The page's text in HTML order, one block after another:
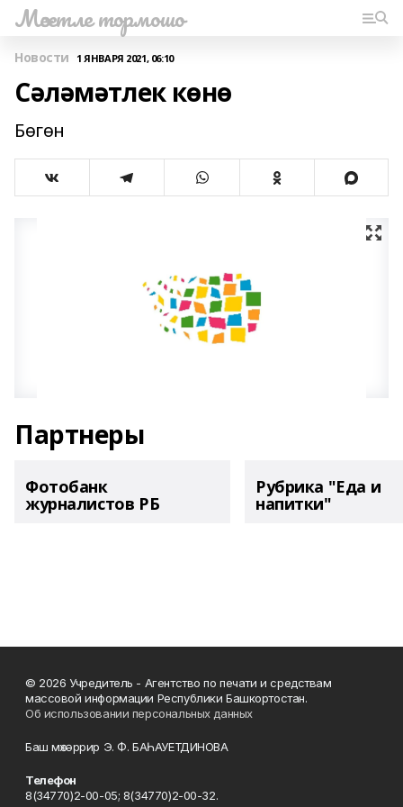
Мәсетле тормошо
Новости 1 ЯНВАРЯ 2021, 06:10
Сәләмәтлек көнө
Бөгөн
Партнеры
Фотобанк
журналистов РБ
Рубрика "Еда и
напитки"
© 2026 Учредитель - Агентство по печати и средствам
массовой информации Республики Башкортостан.
Об использовании персональных данных
Баш мөхәррир Э. Ф. БАҺАУЕТДИНОВА
Телефон
8(34770)2-00-05; 8(34770)2-00-32.